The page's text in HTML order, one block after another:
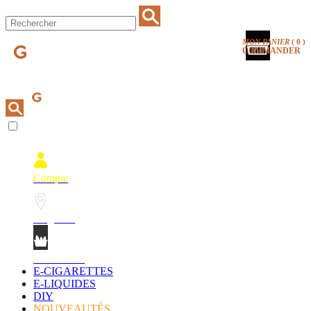
MON PANIER ( 0 )
COMMANDER
Compte
E-CIGARETTES
E-LIQUIDES
DIY
NOUVEAUTÉS